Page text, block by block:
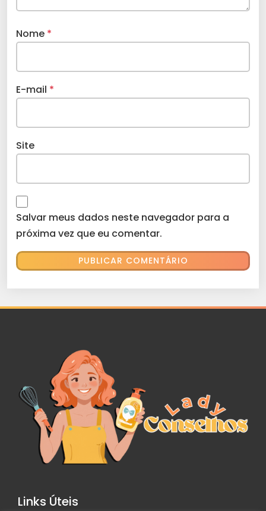
Nome *
E-mail *
Site
Salvar meus dados neste navegador para a
próxima vez que eu comentar.
Links Úteis